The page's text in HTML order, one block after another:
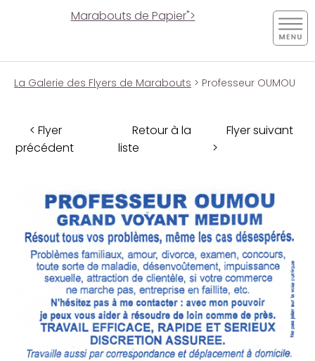
Marabouts de Papier">
La Galerie des Flyers de Marabouts > Professeur OUMOU
< Flyer
précédent
Retour à la
liste
Flyer suivant
>